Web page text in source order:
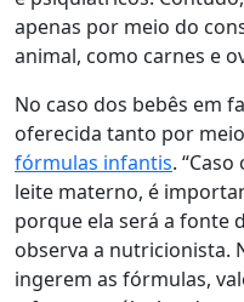
apenas por meio do
animal, como carnes e
No caso dos bebês em
oferecida tanto por
fórmulas infantis.
leite materno, é
porque ela será a fonte
observa a nutricionista.
ingerem as fórmulas,